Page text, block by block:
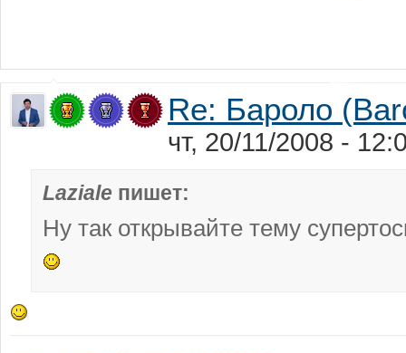
Re: Бароло
чт, 20/11/2008 -
Laziale пишет:
Ну так открывайте тему